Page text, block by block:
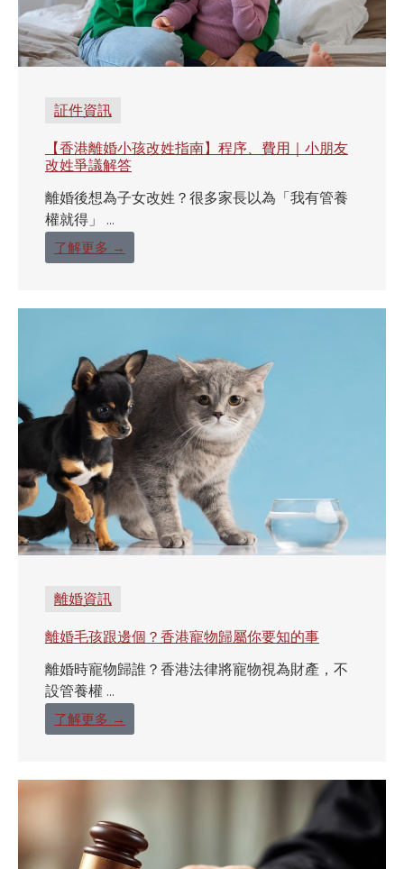
証件資訊
【香港離婚小孩改姓指南】程序、費用｜小朋友
改姓爭議解答
離婚後想為子女改姓？很多家長以為「我有管養
權就得」 ...
了解更多 →
離婚資訊
離婚毛孩跟邊個？香港寵物歸屬你要知的事
離婚時寵物歸誰？香港法律將寵物視為財產，不
設管養權 ...
了解更多 →